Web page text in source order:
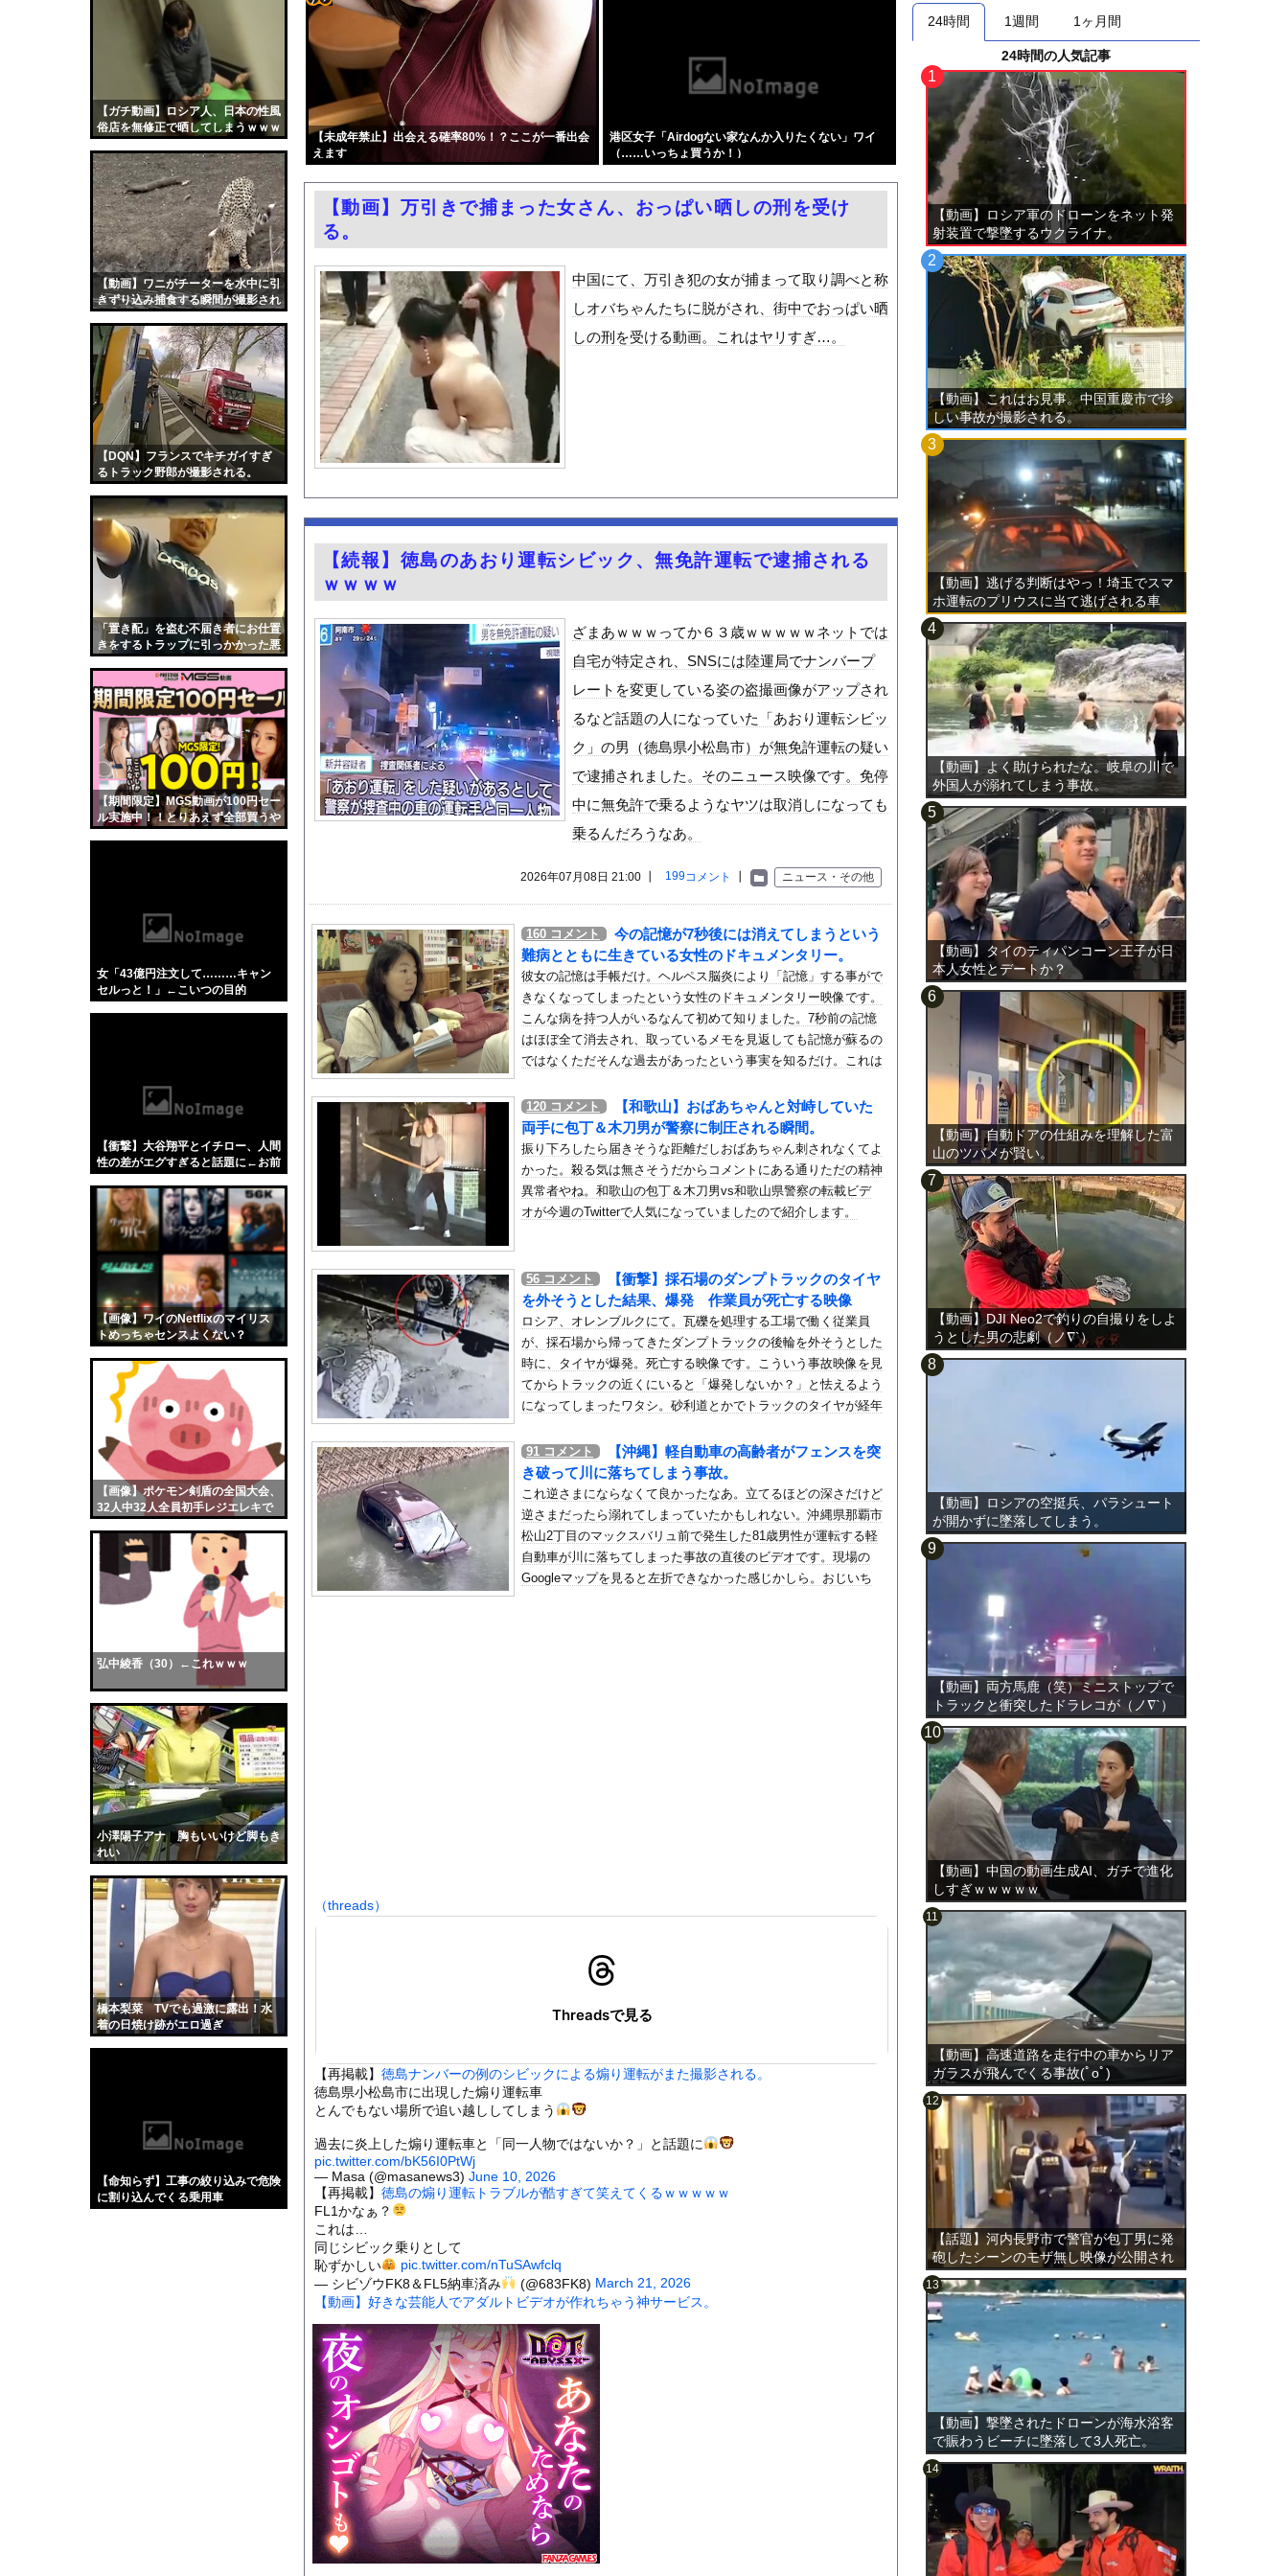
【ガチ動画】ロシア人、日本の性風
俗店を無修正で晒してしまうｗｗｗ
【動画】ワニがチーターを水中に引
きずり込み捕食する瞬間が撮影され
【DQN】フランスでキチガイすぎ
るトラック野郎が撮影される。
「置き配」を盗む不届き者にお仕置
きをするトラップに引っかかった悪
【期間限定】MGS動画が100円セー
ル実施中！！とりあえず全部買うや
女「43億円注文して………キャン
セルっと！」←こいつの目的
【衝撃】大谷翔平とイチロー、人間
性の差がエグすぎると話題に←お前
【画像】ワイのNetflixのマイリス
トめっちゃセンスよくない？
【画像】ポケモン剣盾の全国大会、
32人中32人全員初手レジエレキで
弘中綾香（30）←これｗｗｗ
小澤陽子アナ 胸もいいけど脚もき
れい
橋本梨菜 TVでも過激に露出！水
着の日焼け跡がエロ過ぎ
【命知らず】工事の絞り込みで危険
に割り込んでくる乗用車
【朗報】イオンでカップヌ－ドル詰め放題ｗｗｗｗｗｗｗｗｗｗｗｗｗｗｗｗｗｗ
なぜフランス人はこれほど日本が好きなのか？…中国ネット「中国と北朝鮮を除いて日本が好...
テスラ、26年中に日本の納車拠点を6割増 販売急増による混乱収拾へ
【画像】みいちゃんと山田さん、日本の警察なめすぎで炎上ｗｗｗｗwｗｗｗｗｗｗｗｗｗ
エロ漫画『黒髪女子をとにかく愛でたい』をrawやhitomiを使わずに無料で読む方法...
ビニールハウスからシャインマスカット約200房を盗んだ無職の男逮捕 岡山
【第4弾】FANZA「50％OFFキャンペーン」開催！遂に明日10時まで！まだ間に合...
富裕層の｢ペット離れ｣が止まらない・・・
【悲報】テレ東の若手女子アナ「国民が勝手に我々取材陣にカメラを向けるな！」→何様のつ...
元子役の紫堂るいの競泳水着おっぱいポロリ具合がエロい
【ニュース】韓国メディア「幻となった女性天皇。日本皇族に韓半島の男の血が入る可能性が...
中国「大豪雨！」三峡ダム「基礎部分破損」中国「全力放流！」台風13号「中国上陸予測」...
職場の人妻と不倫をして、ついに、、、
韓国国会、サッカー前代表監督を追及「なぜ負けたのか」
日本旅行キャンセルすべきか…1万年ぶり史上最大級の火山の兆し＝韓国の反応
うちのネコが目の前にいた。私が上に物を投げるフリをする → 猫はこうなります…
【お前らも気をつけような！】ガールズバンドのボーカルさん、客席ダイブした結果『こう』...
【朗報】むちむち女子バレー選手さん、脱いでしまう
萌え萌え可愛いグラドル佐々木萌香のエロ尻を堪能する旅行に行きたいよな！
焼き鳥屋さんで鳥刺しを食べた結果・・・
【画像】イオンでカップヌードル詰め放題開催中www
誤って脳幹を摘出された女性､重篤な植物状態だが､意識は正常で何かを思考していると判明...
3大盆休みの害悪車「常時ハイビームマン」「車間ベタ付けマン」「法定速度絶対遵守マン」
齋藤陽アナ ベルトで締め付けられる胸元！！【GIF動画あり】
『薬屋のひとりごと』30話感想 診療所の女官からの呼び出し！水晶宮大荒れ！
シカ「全部喰った」 祭り中止
ガチの釣り初心者なんやが、始めるまでのロードマップ教えてくれ
井上晴美、乳首ヘアヌードや濡れ場おっぱいがエロ過ぎる！人生最後のラスト写真集、最高！...
【Xの車窓から】オービスかと思ったら野生の炊飯器で草 ほか
【衝撃】「かわいい虫」ランキング、ついに発表される
「アメリカのヤンキーがアジア人にケンカを売った結果ｗｗｗ」 ほか
【画像】白石麻衣さん(34)、高校生の息子がいるオカンみたいになってしまう
【百合】日曜夜のミミ×シーナ画像スレその7
大谷の元通訳・水原受刑者、24年の韓国遠征に「なんでドジャースが韓国に？」「日本なら...
日本韓国台湾「少子化です」←わかる 中国北朝鮮「少子化です」←強権国家でも止められな...
なぜフランス人はこれほど日本が好きなのか？…中国ネット「中国と北朝鮮を除いて日本が好...
後呂有紗アナ 骨盤ストレッチで胸がくっきり！！
【滋賀】「琵琶湖三市同時花火」開催中止を発表 今後の対応は「法的専門家への相談を行い...
【群馬】デカいNinja乗りさん、後方確認しない軽四に当てられてしまう。
【画像】女子バレー選手の太もも激シコすぎるｗｗｗ
【では世界の一流は？】仕事終わりにホットミルクを飲むのは三流。瞑想するのは二流
アメリカの共和党内でブリトー内戦が勃発ｗｗｗｗｗｗｗ
【今はやってない】審判への性接待疑惑…大韓サッカー協会が声明「現在は一切発生していな...
【画像】 テレ朝の気象予報士さん、意外と小さかった
【J1第1節 柏×水戸】 柏は垣田先制弾＆小泉ミドルで新シーズンを白星スタート！後半...
【画像】おまえらくんの机がこの女の子の椅子にされてたらｗｗｗ
【画像】この女優さん、可愛すぎる
【朗報】齋藤飛鳥、前屈みで完全に見えてる動画が拡散されてしまう…
【画像】おまえらこういう地雷系の女子高生って好きじゃないの？
勇気を出して白人美女にチン凸したアジア人短小男
、爆笑されてしまうｗｗｗ
10年もの間浮気してた嫁。まさかと思い長男のDNA鑑定をするがいいな？と問うと、元嫁...
ウクライナ侵攻以降、ロシア軍兵士のHIV感染が2000％急増…ウクライナメディア！
【配信者】「金バエ」のSNS更新が1週間途絶え、様々な憶測が飛び交う。1週間ぶりの投...
【画像】女の子「危機管理フォーーーーム！！！」
私「ちょっと、人の家の金庫触らないでよ！」キチママ『そこに金庫があったから、開けてみ...
【画像】滋賀の可愛すぎる学生さん、甲子園で発見される
韓国人「安貞桓が韓国代表に激怒！『惨憺たる結果、徹底的な刷新が必要だ』と監督や協会を...
【画像】このAVが性癖ブッ刺さりで精子ドクドク作られるわｗｗｗｗ
【悲報】味噌ラーメンで行列、出来ない
【画像】伊藤舞雪とかいうＡＶ女優ｗｗｗｗｗｗｗｗｗｗw
【緊急】肛門にスティックのり入れたけど出てこないの！！
お知らせ
【動画】世界一過酷なオフロードレースのコース設計が絶対におかしい（笑）
Powered by livedoor 相互RSS
このページは1000mgが管理しています。 RSS設定 更新順130件まで。それ以降の古いものは表
示されません。
【未成年禁止】出会える確率80%！？ここが一番出会
えます
港区女子「Airdogない家なんか入りたくない」ワイ
（……いっちょ買うか！）
コテ
リン
- 固
ンク
自動
更新
【動画】万引きで捕まった女さん、おっぱい晒しの刑を受け
る。
中国にて、万引き犯の女が捕まって取り調べと称
しオバちゃんたちに脱がされ、街中でおっぱい晒
しの刑を受ける動画。これはヤリすぎ…。
【続報】徳島のあおり運転シビック、無免許運転で逮捕される
ｗｗｗｗ
ざまあｗｗｗってか６３歳ｗｗｗｗｗネットでは
自宅が特定され、SNSには陸運局でナンバープ
レートを変更している姿の盗撮画像がアップされ
るなど話題の人になっていた「あおり運転シビッ
ク」の男（徳島県小松島市）が無免許運転の疑い
で逮捕されました。そのニュース映像です。免停
中に無免許で乗るようなヤツは取消しになっても
乗るんだろうなあ。
ニュース・その他
199コメント
2026年07月08日 21:00 ┃
160 コメント
今の記憶が7秒後には消えてしまうという
難病とともに生きている女性のドキュメンタリー。
彼女の記憶は手帳だけ。ヘルペス脳炎により「記憶」する事がで
きなくなってしまったという女性のドキュメンタリー映像です。
こんな病を持つ人がいるなんて初めて知りました。7秒前の記憶
はほぼ全て消去され、取っているメモを見返しても記憶が蘇るの
ではなくただそんな過去があったという事実を知るだけ。これは
120 コメント
【和歌山】おばあちゃんと対峙していた
両手に包丁＆木刀男が警察に制圧される瞬間。
振り下ろしたら届きそうな距離だしおばあちゃん刺されなくてよ
かった。殺る気は無さそうだからコメントにある通りただの精神
異常者やね。和歌山の包丁＆木刀男vs和歌山県警察の転載ビデ
オが今週のTwitterで人気になっていましたので紹介します。
56 コメント
【衝撃】採石場のダンプトラックのタイヤ
を外そうとした結果、爆発 作業員が死亡する映像
ロシア、オレンブルクにて。瓦礫を処理する工場で働く従業員
が、採石場から帰ってきたダンプトラックの後輪を外そうとした
時に、タイヤが爆発。死亡する映像です。こういう事故映像を見
てからトラックの近くにいると「爆発しないか？」と怯えるよう
になってしまったワタシ。砂利道とかでトラックのタイヤが経年
いようにしてる。
91 コメント
【沖縄】軽自動車の高齢者がフェンスを突
き破って川に落ちてしまう事故。
これ逆さまにならなくて良かったなあ。立てるほどの深さだけど
逆さまだったら溺れてしまっていたかもしれない。沖縄県那覇市
松山2丁目のマックスバリュ前で発生した81歳男性が運転する軽
自動車が川に落ちてしまった事故の直後のビデオです。現場の
Googleマップを見ると左折できなかった感じかしら。おじいち
（threads）
Threadsで見る
【再掲載】 徳島ナンバーの例のシビックによる煽り運転がまた撮影される。
徳島県小松島市に出現した煽り運転車
とんでもない場所で追い越ししてしまう
過去に炎上した煽り運転車と「同一人物ではないか？」と話題に
pic.twitter.com/bK56I0PtWj
— Masa (@masanews3) June 10, 2026
【再掲載】 徳島の煽り運転トラブルが酷すぎて笑えてくるｗｗｗｗｗ
FL1かなぁ？
これは…
同じシビック乗りとして
恥ずかしい
pic.twitter.com/nTuSAwfclq
— シビゾウFK8＆FL5納車済み
(@683FK8) March 21, 2026
【動画】好きな芸能人でアダルトビデオが作れちゃう神サービス。
24時間 1週間 1ヶ月間
24時間の人気記事
【動画】ロシア軍のドローンをネット発
射装置で撃墜するウクライナ。
【動画】これはお見事。中国重慶市で珍
しい事故が撮影される。
【動画】逃げる判断はやっ！埼玉でスマ
ホ運転のプリウスに当て逃げされる車
載。
【動画】よく助けられたな。岐阜の川で
外国人が溺れてしまう事故。
【動画】タイのティパンコーン王子が日
本人女性とデートか？
【動画】自動ドアの仕組みを理解した富
山のツバメが賢い。
【動画】DJI Neo2で釣りの自撮りをしよ
うとした男の悲劇（ノ∇`）
【動画】ロシアの空挺兵、パラシュート
が開かずに墜落してしまう。
【動画】両方馬鹿（笑）ミニストップで
トラックと衝突したドラレコが（ノ∇`）
【動画】中国の動画生成AI、ガチで進化
しすぎｗｗｗｗｗ
【動画】高速道路を走行中の車からリア
ガラスが飛んでくる事故(ﾟoﾟ)
【話題】河内長野市で警官が包丁男に発
砲したシーンのモザ無し映像が公開され
る。
【動画】撃墜されたドローンが海水浴客
で賑わうビーチに墜落して3人死亡。